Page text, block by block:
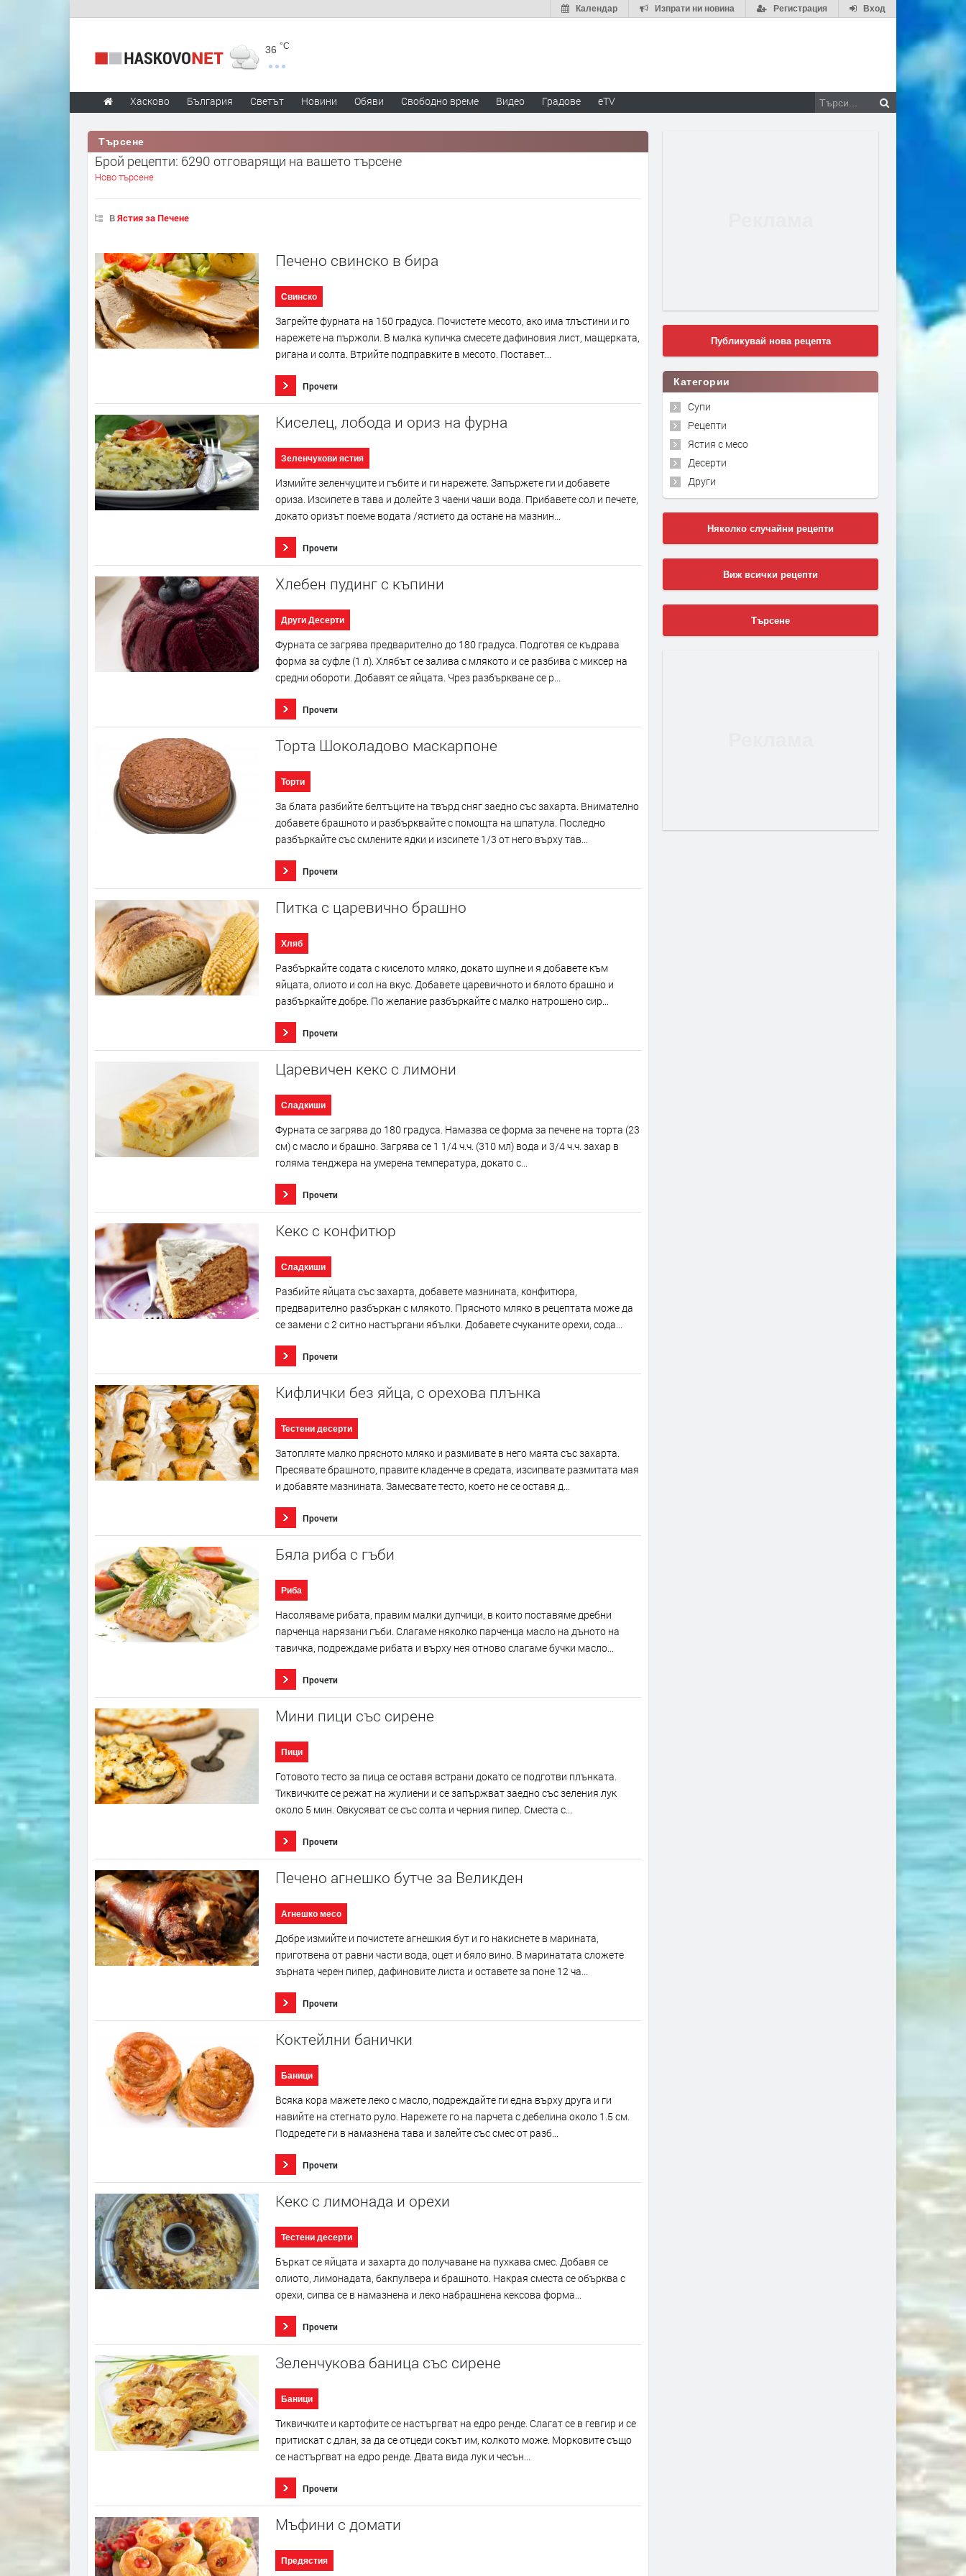
Вход
Регистрация
Изпрати ни новина
Календар
36 °C
Хасково България Светът Новини Обяви Свободно време Видео Градове eTV
Търсене
Брой рецепти: 6290 отговарящи на вашето търсене
Ново търсене
ВЯстия за Печене
Печено свинско в бира
Свинско
Загрейте фурната на 150 градуса. Почистете месото, ако има тлъстини и го
нарежете на пържоли. В малка купичка смесете дафиновия лист, мащерката,
ригана и солта. Втрийте подправките в месото. Поставет...
Прочети
Киселец, лобода и ориз на фурна
Зеленчукови ястия
Измийте зеленчуците и гъбите и ги нарежете. Запържете ги и добавете
ориза. Изсипете в тава и долейте 3 чаени чаши вода. Прибавете сол и печете,
докато оризът поеме водата /ястието да остане на мазнин...
Прочети
Хлебен пудинг с къпини
Други Десерти
Фурната се загрява предварително до 180 градуса. Подготвя се къдрава
форма за суфле (1 л). Хлябът се залива с млякото и се разбива с миксер на
средни обороти. Добавят се яйцата. Чрез разбъркване се р...
Прочети
Торта Шоколадово маскарпоне
Торти
За блата разбийте белтъците на твърд сняг заедно със захарта. Внимателно
добавете брашното и разбърквайте с помощта на шпатула. Последно
разбъркайте със смлените ядки и изсипете 1/3 от него върху тав...
Прочети
Питка с царевично брашно
Хляб
Разбъркайте содата с киселото мляко, докато шупне и я добавете към
яйцата, олиото и сол на вкус. Добавете царевичното и бялото брашно и
разбъркайте добре. По желание разбъркайте с малко натрошено сир...
Прочети
Царевичен кекс с лимони
Сладкиши
Фурната се загрява до 180 градуса. Намазва се форма за печене на торта (23
см) с масло и брашно. Загрява се 1 1/4 ч.ч. (310 мл) вода и 3/4 ч.ч. захар в
голяма тенджера на умерена температура, докато с...
Прочети
Кекс с конфитюр
Сладкиши
Разбийте яйцата със захарта, добавете мазнината, конфитюра,
предварително разбъркан с млякото. Прясното мляко в рецептата може да
се замени с 2 ситно настъргани ябълки. Добавете счуканите орехи, сода...
Прочети
Кифлички без яйца, с орехова плънка
Тестени десерти
Затопляте малко прясното мляко и размивате в него маята със захарта.
Пресявате брашното, правите кладенче в средата, изсипвате размитата мая
и добавяте мазнината. Замесвате тесто, което не се оставя д...
Прочети
Бяла риба с гъби
Риба
Насоляваме рибата, правим малки дупчици, в които поставяме дребни
парченца нарязани гъби. Слагаме няколко парченца масло на дъното на
тавичка, подреждаме рибата и върху нея отново слагаме бучки масло...
Прочети
Мини пици със сирене
Пици
Готовото тесто за пица се оставя встрани докато се подготви плънката.
Тиквичките се режат на жулиени и се запържват заедно със зеления лук
около 5 мин. Овкусяват се със солта и черния пипер. Сместа с...
Прочети
Печено агнешко бутче за Великден
Агнешко месо
Добре измийте и почистете агнешкия бут и го накиснете в марината,
приготвена от равни части вода, оцет и бяло вино. В маринатата сложете
зърната черен пипер, дафиновите листа и оставете за поне 12 ча...
Прочети
Коктейлни банички
Баници
Всяка кора мажете леко с масло, подреждайте ги една върху друга и ги
навийте на стегнато руло. Нарежете го на парчета с дебелина около 1.5 см.
Подредете ги в намазнена тава и залейте със смес от разб...
Прочети
Кекс с лимонада и орехи
Тестени десерти
Бъркат се яйцата и захарта до получаване на пухкава смес. Добавя се
олиото, лимонадата, бакпулвера и брашното. Накрая сместа се обърква с
орехи, сипва се в намазнена и леко набрашнена кексова форма...
Прочети
Зеленчукова баница със сирене
Баници
Тиквичките и картофите се настъргват на едро ренде. Слагат се в гевгир и се
притискат с длан, за да се отцеди сокът им, колкото може. Морковите също
се настъргват на едро ренде. Двата вида лук и чесън...
Прочети
Мъфини с домати
Предястия
Публикувай нова рецепта
Категории
Супи
Рецепти
Ястия с месо
Десерти
Други
Няколко случайни рецепти
Виж всички рецепти
Търсене